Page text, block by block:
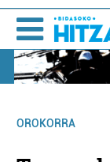
OROKORRA